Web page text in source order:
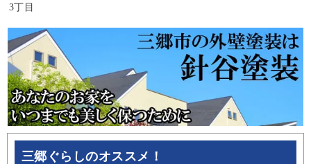
3丁目
三郷ぐらしのオススメ！